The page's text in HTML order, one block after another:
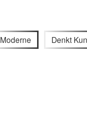
Moderne Denkt